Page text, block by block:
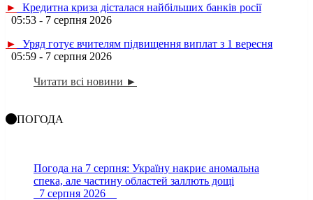
►
Кредитна криза дісталася найбільших банків росії
05:53 - 7 серпня 2026
►
Уряд готує вчителям підвищення виплат з 1 вересня
05:59 - 7 серпня 2026
Читати всі новини ►
ПОГОДА
Погода на 7 серпня: Україну накриє аномальна
спека, але частину областей заллють дощі
7 серпня 2026